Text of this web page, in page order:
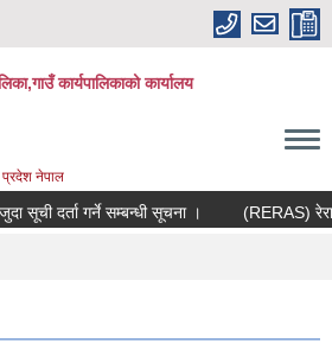
कार्यपालिकाको कार्यालय
प्रदेश नेपाल
सूची दर्ता गर्ने सम्बन्धी सूचना । (RERAS) रेरास